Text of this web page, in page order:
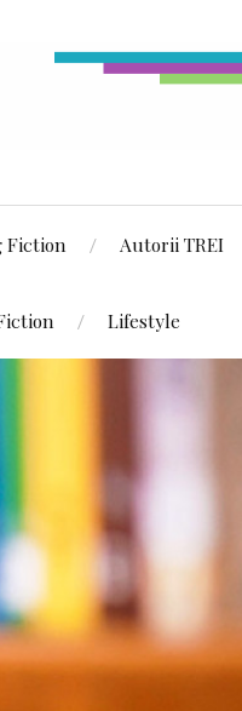
Fiction Autorii TREI
Lifestyle